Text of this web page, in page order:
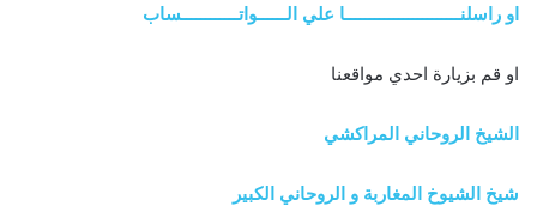
او راسلنــــــــــــــــــــــــا علي الــــــواتــــــــــــساب
او قم بزيارة احدي مواقعنا
الشيخ الروحاني المراكشي
شيخ الشيوخ المغاربة و الروحاني الكبير